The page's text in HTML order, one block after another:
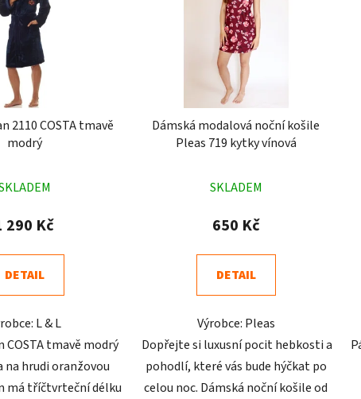
2110 COSTA tmavě
modrý
hodnocení
produktu
5,0
z
hvězdiček.
290 Kč
DETAIL
L & L
COSTA tmavě modrý
na hrudi oranžovou
má tříčtvrteční délku
Dámská modalová noční košile
Pleas 719 kytky vínová
hodnocení
produktu
5,0
z
hvězdiček.
SKLADEM
650 Kč
DETAIL
Výrobce: Pleas
Dopřejte si luxusní pocit hebkosti a
pohodlí, které vás bude hýčkat po
celou noc. Dámská noční košile od